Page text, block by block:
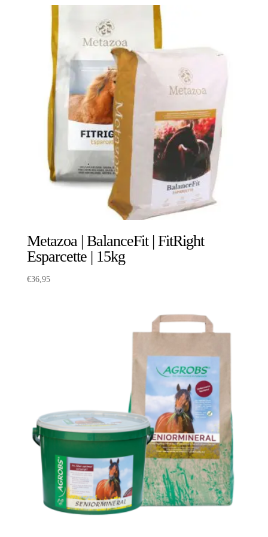
Metazoa | BalanceFit | FitRight
Esparcette | 15kg
€36,95